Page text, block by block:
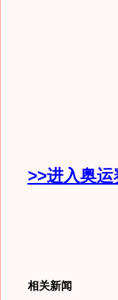
>>进入奥
相关新闻